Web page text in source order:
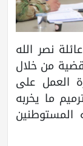
نصر الله
من خلال
العمل على
ما يخربه